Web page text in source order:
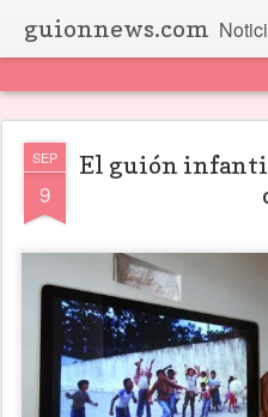
guionnews.com Noticias
SEP
9
El guión